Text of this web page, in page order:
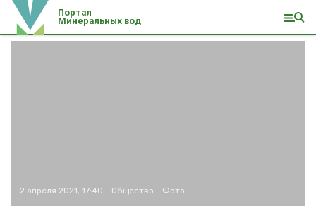
Портал
Минеральных вод
2 апреля 2021, 17:40 Общество Фото: